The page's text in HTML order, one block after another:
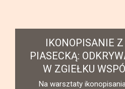
IKONOPISANIE
PIASECKĄ:
W ZGIEŁKU
Na warsztaty